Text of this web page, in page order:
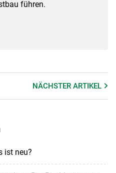
führen.
NÄCHSTERARTIKEL
ist neu?